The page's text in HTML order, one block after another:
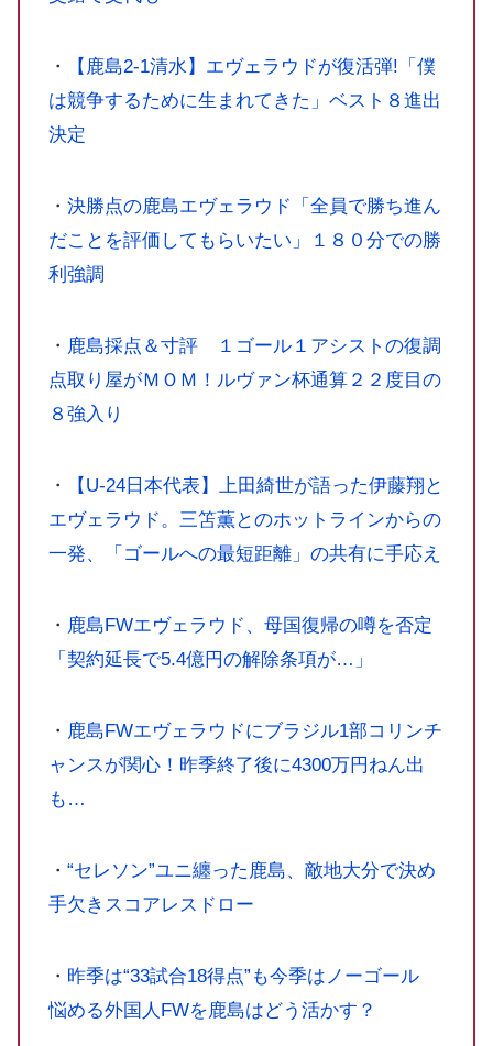
・
【鹿島2-1清水】エヴェラウドが復活弾!「僕
は競争するために生まれてきた」ベスト８進出
決定
・ 決勝点の鹿島エヴェラウド「全員で勝ち進ん
だことを評価してもらいたい」１８０分での勝
利強調
・ 鹿島採点＆寸評 １ゴール１アシストの復調
点取り屋がＭＯＭ！ルヴァン杯通算２２度目の
８強入り
・
【U-24日本代表】上田綺世が語った伊藤翔と
エヴェラウド。三笘薫とのホットラインからの
一発、「ゴールへの最短距離」の共有に手応え
・ 鹿島FWエヴェラウド、母国復帰の噂を否定
「契約延長で5.4億円の解除条項が…」
・ 鹿島FWエヴェラウドにブラジル1部コリンチ
ャンスが関心！昨季終了後に4300万円ねん出
も…
・ “セレソン”ユニ纏った鹿島、敵地大分で決め
手欠きスコアレスドロー
・ 昨季は“33試合18得点”も今季はノーゴール
悩める外国人FWを鹿島はどう活かす？